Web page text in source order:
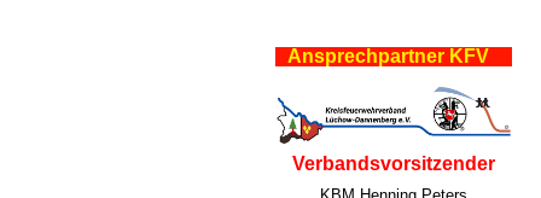
Ansprechpartner KFV
Verbandsvorsitzender